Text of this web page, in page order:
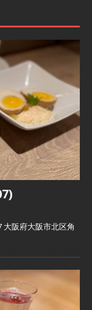
大阪府大阪市北区角